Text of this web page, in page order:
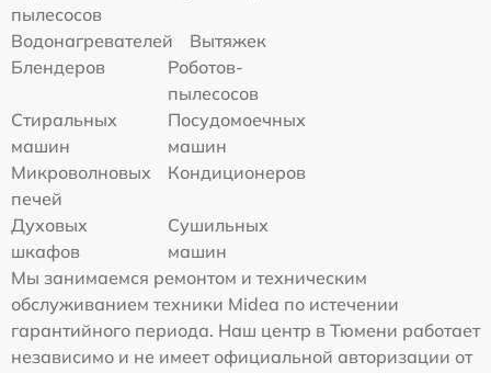
пылесосов
Водонагревателей
Вытяжек
Блендеров
Роботов-
пылесосов
Стиральных
машин
Посудомоечных
машин
Микроволновых
печей
Кондиционеров
Духовых
шкафов
Сушильных
машин
Мы занимаемся ремонтом и техническим
обслуживанием техники Midea по истечении
гарантийного периода. Наш центр в Тюмени работает
независимо и не имеет официальной авторизации от